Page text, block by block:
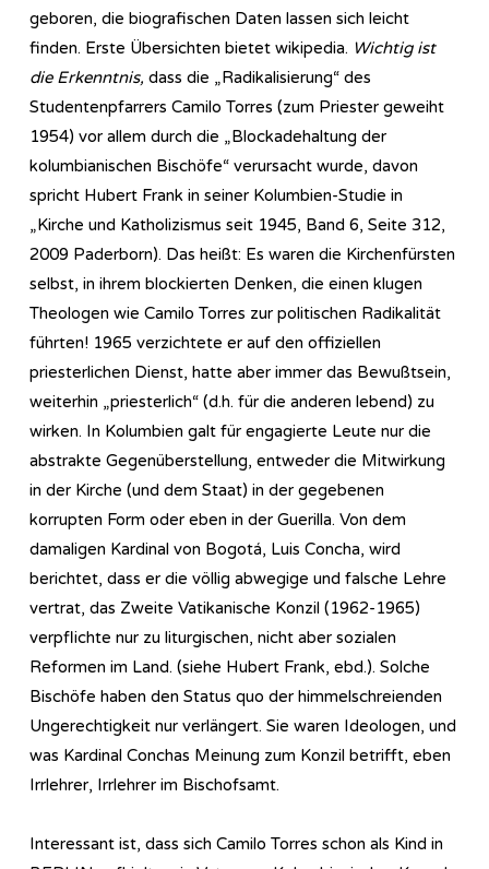
geboren, die biografischen Daten lassen sich leicht
finden. Erste Übersichten bietet wikipedia. Wichtig ist
die Erkenntnis, dass die „Radikalisierung“ des
Studentenpfarrers Camilo Torres (zum Priester geweiht
1954) vor allem durch die „Blockadehaltung der
kolumbianischen Bischöfe“ verursacht wurde, davon
spricht Hubert Frank in seiner Kolumbien-Studie in
„Kirche und Katholizismus seit 1945, Band 6, Seite 312,
2009 Paderborn). Das heißt: Es waren die Kirchenfürsten
selbst, in ihrem blockierten Denken, die einen klugen
Theologen wie Camilo Torres zur politischen Radikalität
führten! 1965 verzichtete er auf den offiziellen
priesterlichen Dienst, hatte aber immer das Bewußtsein,
weiterhin „priesterlich“ (d.h. für die anderen lebend) zu
wirken. In Kolumbien galt für engagierte Leute nur die
abstrakte Gegenüberstellung, entweder die Mitwirkung
in der Kirche (und dem Staat) in der gegebenen
korrupten Form oder eben in der Guerilla. Von dem
damaligen Kardinal von Bogotá, Luis Concha, wird
berichtet, dass er die völlig abwegige und falsche Lehre
vertrat, das Zweite Vatikanische Konzil (1962-1965)
verpflichte nur zu liturgischen, nicht aber sozialen
Reformen im Land. (siehe Hubert Frank, ebd.). Solche
Bischöfe haben den Status quo der himmelschreienden
Ungerechtigkeit nur verlängert. Sie waren Ideologen, und
was Kardinal Conchas Meinung zum Konzil betrifft, eben
Irrlehrer, Irrlehrer im Bischofsamt.
Interessant ist, dass sich Camilo Torres schon als Kind in